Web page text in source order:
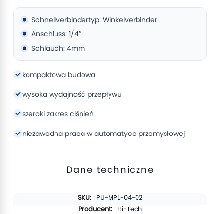
Schnellverbindertyp: Winkelverbinder
Anschluss: 1/4″
Schlauch: 4mm
kompaktowa budowa
wysoka wydajność przepływu
szeroki zakres ciśnień
niezawodna praca w automatyce przemysłowej
Dane techniczne
PU-MPL-04-02
Hi-Tech